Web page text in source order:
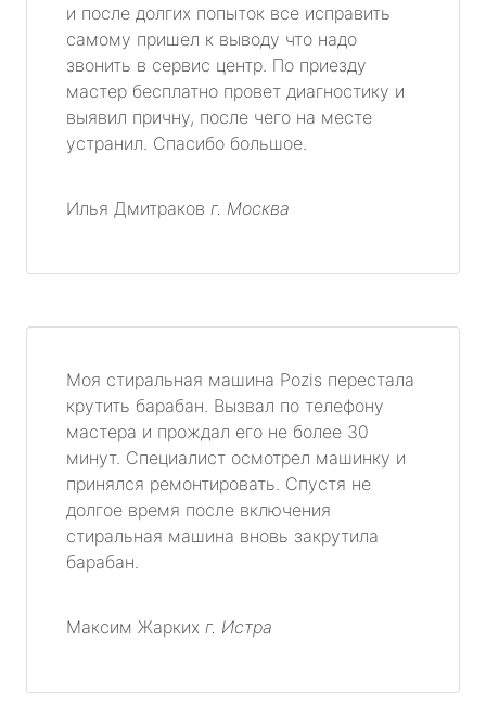
и после долгих попыток все исправить
самому пришел к выводу что надо
звонить в сервис центр. По приезду
мастер бесплатно провет диагностику и
выявил причну, после чего на месте
устранил. Спасибо большое.
Илья Дмитраков г. Москва
Моя стиральная машина Pozis перестала
крутить барабан. Вызвал по телефону
мастера и прождал его не более 30
минут. Специалист осмотрел машинку и
принялся ремонтировать. Спустя не
долгое время после включения
стиральная машина вновь закрутила
барабан.
Максим Жарких г. Истра